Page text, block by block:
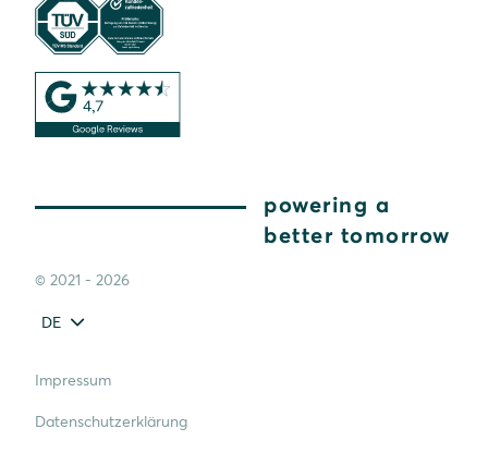
powering a
better tomorrow
© 2021 - 2026
DE
Impressum
Datenschutzerklärung